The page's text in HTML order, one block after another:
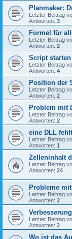
Planmaker:
Letzter Beitrag
Antworten: 3
Formel für
Letzter Beitrag
Antworten: 2
Script
Letzter Beitrag
Antworten: 4
Position der
Letzter Beitrag
Antworten: 2
Problem mit
Letzter Beitrag
Antworten: 2
eine DLL fehlt
Letzter Beitrag
Antworten: 1
Zelleninhalt
Letzter Beitrag
Antworten: 24
Probleme
Letzter Beitrag
Antworten: 2
Letzter Beitrag
Antworten: 2
Wo ist das